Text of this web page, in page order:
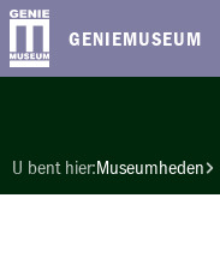
GENIEMUSEUM
U bent hier:Museumheden